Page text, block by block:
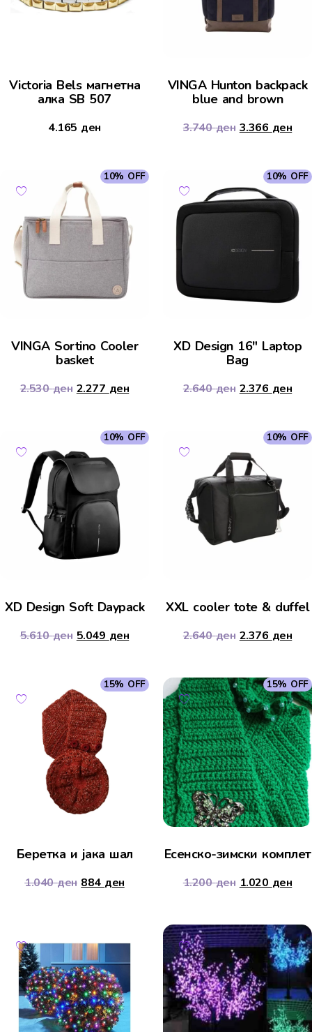
Victoria Bels магнетна
алка SB 507
4.165 ден
VINGA Hunton backpack
blue and brown
3.740ден 3.366 ден
10% OFF
VINGA Sortino Cooler
basket
2.530ден 2.277 ден
10% OFF
XD Design 16″ Laptop
Bag
2.640ден 2.376 ден
10% OFF
XD Design Soft Daypack
5.610ден 5.049 ден
10% OFF
XXL cooler tote & duffel
2.640ден 2.376 ден
15% OFF
Беретка и јака шал
1.040ден 884 ден
15% OFF
Есенско-зимски комплет
1.200ден 1.020 ден